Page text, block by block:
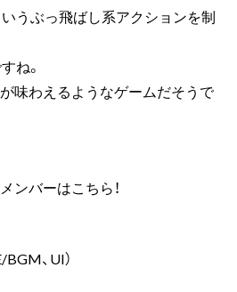
うぶっ飛ばし系アクションを制
ね。
味わえるようなゲームだそうで
ンバーはこちら！
、UI）